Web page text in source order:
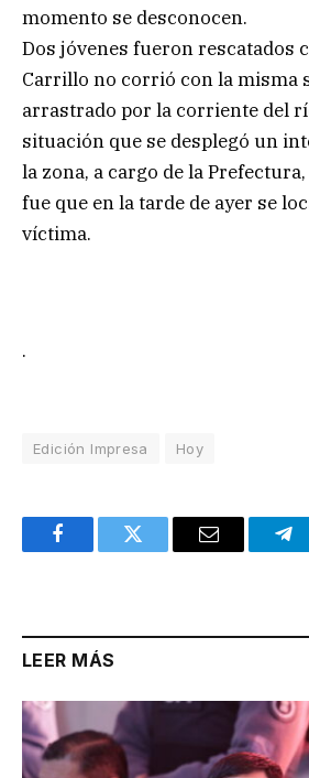
momento se desconocen.
Dos jóvenes fueron rescatados
Carrillo no corrió con la misma
arrastrado por la corriente del
situación que se desplegó un
la zona, a cargo de la
fue que en la tarde de ayer se
víctima.
.
Edición Impresa Hoy
FacebookTwitter Email
LEER MÁS